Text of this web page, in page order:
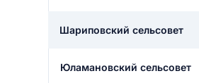
Шариповский сельсовет
Юламановский сельсовет